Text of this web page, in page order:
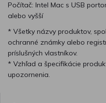
Počítač: Intel Mac s USB
alebo vyšší
* Všetky názvy produktov,
ochranné známky alebo
príslušných vlastníkov.
* Vzhľad a špecifikácie
upozornenia.